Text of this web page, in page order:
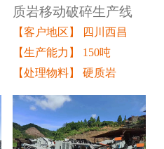
质岩移动破碎生产线
【客户地区】 四川西昌
【生产能力】 150吨
【处理物料】 硬质岩